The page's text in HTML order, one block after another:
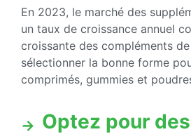
En 2023, le marché des
un taux de croissance annuel
croissante des compléments
sélectionner la bonne forme
comprimés, gummies et
Optez pour